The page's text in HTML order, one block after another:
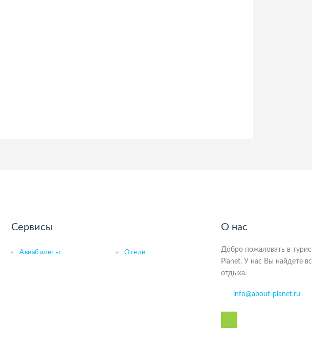
Сервисы
Авиабилеты Отели
О нас
Добро пожаловать в
Planet. У нас Вы найдете
отдыха.
info@about-planet.ru